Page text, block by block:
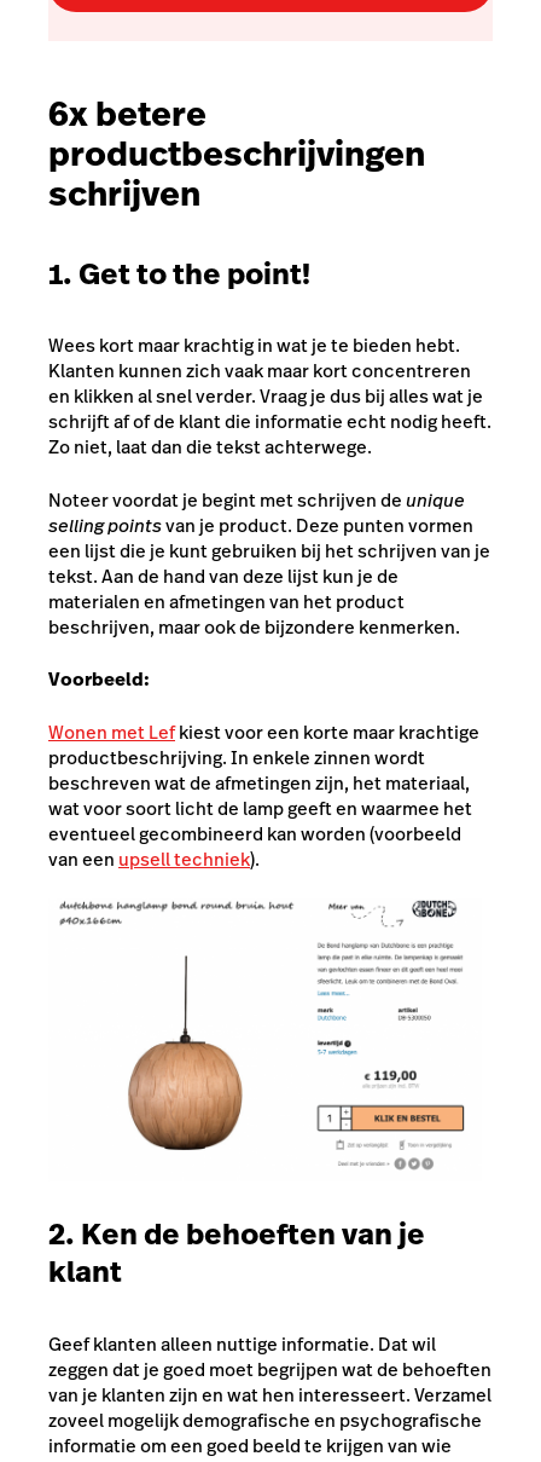
6x betere
productbeschrijvingen
schrijven
1. Get to the point!
Wees kort maar krachtig in wat je te bieden hebt.
Klanten kunnen zich vaak maar kort concentreren
en klikken al snel verder. Vraag je dus bij alles wat je
schrijft af of de klant die informatie echt nodig heeft.
Zo niet, laat dan die tekst achterwege.
Noteer voordat je begint met schrijven deunique
selling pointsvan je product. Deze punten vormen
een lijst die je kunt gebruiken bij het schrijven van je
tekst. Aan de hand van deze lijst kun je de
materialen en afmetingen van het product
beschrijven, maar ook de bijzondere kenmerken.
Voorbeeld:
Wonen met Lefkiest voor een korte maar krachtige
productbeschrijving. In enkele zinnen wordt
beschreven wat de afmetingen zijn, het materiaal,
wat voor soort licht de lamp geeft en waarmee het
eventueel gecombineerd kan worden (voorbeeld
van een upsell techniek).
2. Ken de behoeften van je
klant
Geef klanten alleen nuttige informatie. Dat wil
zeggen dat je goed moet begrijpen wat de behoeften
van je klanten zijn en wat hen interesseert. Verzamel
zoveel mogelijk demografische en psychografische
informatie om een goed beeld te krijgen van wie